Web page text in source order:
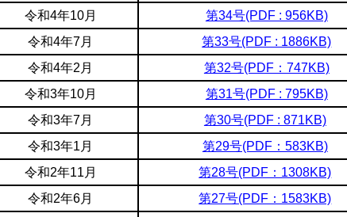
令和4年10月
第34号(PDF : 956KB)
令和4年7月
第33号(PDF : 1886KB)
令和4年2月
第32号(PDF：747KB)
令和3年10月
第31号(PDF : 795KB)
令和3年7月
第30号(PDF : 871KB)
令和3年1月
第29号(PDF：583KB)
令和2年11月
第28号(PDF：1308KB)
令和2年6月
第27号(PDF：1583KB)